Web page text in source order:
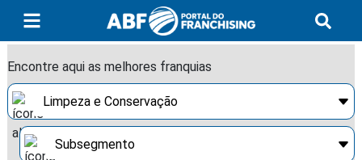
Encontre aqui as melhores franquias